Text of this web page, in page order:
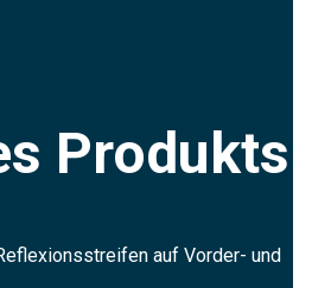
Produkts
auf Vorder- und